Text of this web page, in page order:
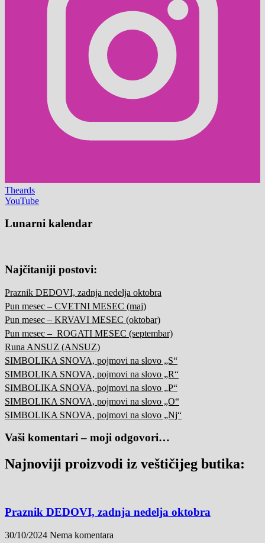
Theards
YouTube
Lunarni kalendar
Najčitaniji postovi:
Praznik DEDOVI, zadnja nedelja oktobra
Pun mesec – CVETNI MESEC (maj)
Pun mesec – KRVAVI MESEC (oktobar)
Pun mesec – ROGATI MESEC (septembar)
Runa ANSUZ (ANSUZ)
SIMBOLIKA SNOVA, pojmovi na slovo „S“
SIMBOLIKA SNOVA, pojmovi na slovo „R“
SIMBOLIKA SNOVA, pojmovi na slovo „P“
SIMBOLIKA SNOVA, pojmovi na slovo „O“
SIMBOLIKA SNOVA, pojmovi na slovo „Nj“
Vaši komentari – moji odgovori…
Najnoviji proizvodi iz veštičijeg butika:
Praznik DEDOVI, zadnja nedelja oktobra
30/10/2024 Nema komentara